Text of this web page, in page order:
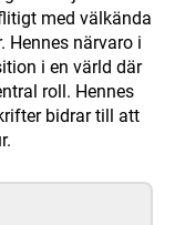
med välkända
Hennes närvaro i
i en värld där
roll. Hennes
bidrar till att